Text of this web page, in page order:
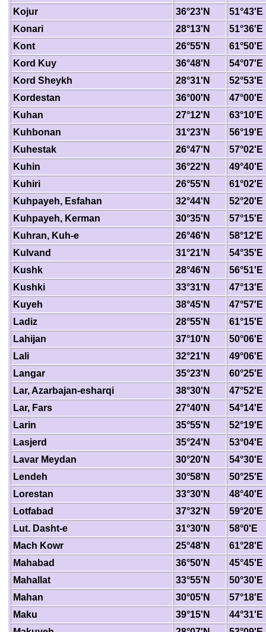
Kojur
36°23'N
51°43'E
Konari
28°13'N
51°36'E
Kont
26°55'N
61°50'E
Kord Kuy
36°48'N
54°07'E
Kord Sheykh
28°31'N
52°53'E
Kordestan
36°00'N
47°00'E
Kuhan
27°12'N
63°10'E
Kuhbonan
31°23'N
56°19'E
Kuhestak
26°47'N
57°02'E
Kuhin
36°22'N
49°40'E
Kuhiri
26°55'N
61°02'E
Kuhpayeh, Esfahan
32°44'N
52°20'E
Kuhpayeh, Kerman
30°35'N
57°15'E
Kuhran, Kuh-e
26°46'N
58°12'E
Kulvand
31°21'N
54°35'E
Kushk
28°46'N
56°51'E
Kushki
33°31'N
47°13'E
Kuyeh
38°45'N
47°57'E
Ladiz
28°55'N
61°15'E
Lahijan
37°10'N
50°06'E
Lali
32°21'N
49°06'E
Langar
35°23'N
60°25'E
Lar, Azarbajan-esharqi
38°30'N
47°52'E
Lar, Fars
27°40'N
54°14'E
Larin
35°55'N
52°19'E
Lasjerd
35°24'N
53°04'E
Lavar Meydan
30°20'N
54°30'E
Lendeh
30°58'N
50°25'E
Lorestan
33°30'N
48°40'E
Lotfabad
37°32'N
59°20'E
Lut. Dasht-e
31°30'N
58°0'E
Mach Kowr
25°48'N
61°28'E
Mahabad
36°50'N
45°45'E
Mahallat
33°55'N
50°30'E
Mahan
30°05'N
57°18'E
Maku
39°15'N
44°31'E